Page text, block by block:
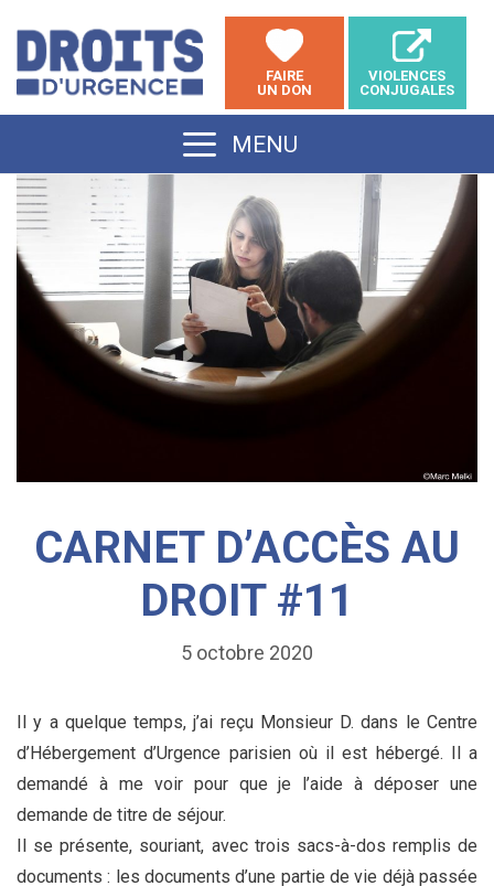
contenu
FAIRE
UN DON
VIOLENCES
CONJUGALES
MENU
CARNET D’ACCÈS AU
DROIT #11
5 octobre 2020
Il y a quelque temps, j’ai reçu Monsieur D. dans le Centre
d’Hébergement d’Urgence parisien où il est hébergé. Il a
demandé à me voir pour que je l’aide à déposer une
demande de titre de séjour.
Il se présente, souriant, avec trois sacs-à-dos remplis de
documents : les documents d’une partie de vie déjà passée